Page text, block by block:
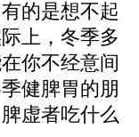
的是想不起
上，冬季多
你不经意间
健脾胃的朋
虚者吃什么